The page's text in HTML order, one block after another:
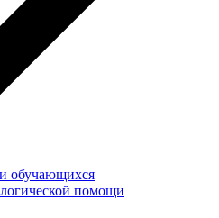
обучающихся
помощи